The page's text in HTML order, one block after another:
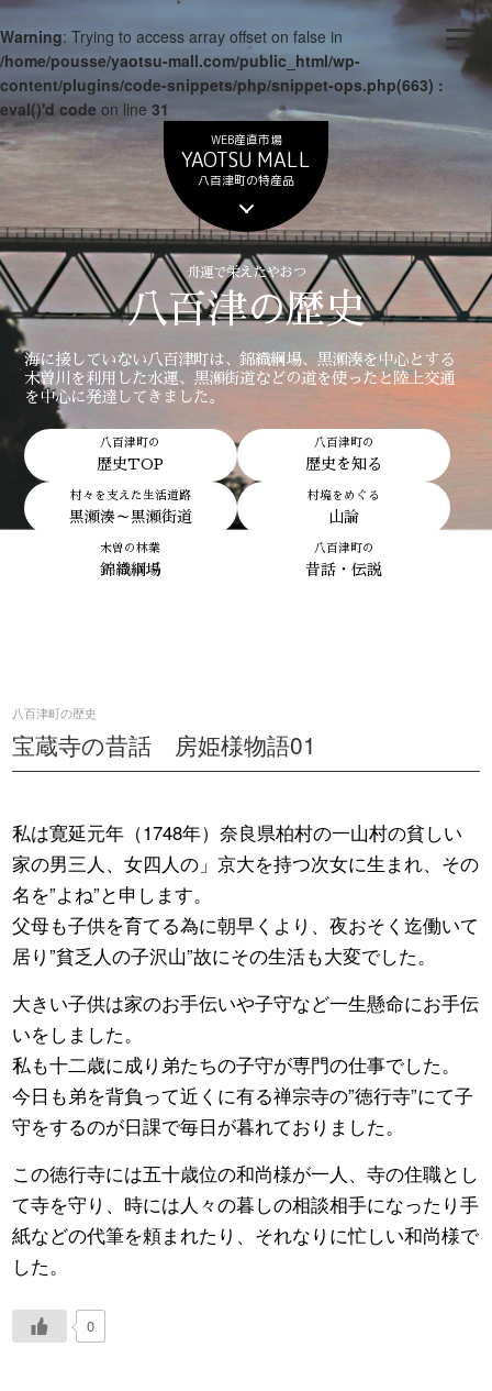
Warning: Trying to access array offset on false in
/home/pousse/yaotsu-mall.com/public_html/wp-
content/plugins/code-snippets/php/snippet-ops.php(663) :
eval()'d code on line 31
WEB産直市場
YAOTSU MALL
八百津町の特産品
舟運で栄えたやおつ
八百津の歴史
海に接していない八百津町は、錦織綱場、黒瀬湊を中心とする
木曽川を利用した水運、黒瀬街道などの道を使ったと陸上交通
を中心に発達してきました。
八百津町の
歴史TOP
八百津町の
歴史を知る
村々を支えた生活道路
黒瀬湊～黒瀬街道
村境をめぐる
山論
木曽の林業
錦織綱場
八百津町の
昔話・伝説
八百津町の歴史
宝蔵寺の昔話 房姫様物語01
私は寛延元年（1748年）奈良県柏村の一山村の貧しい
家の男三人、女四人の」京大を持つ次女に生まれ、その
名を”よね”と申します。
父母も子供を育てる為に朝早くより、夜おそく迄働いて
居り”貧乏人の子沢山”故にその生活も大変でした。
大きい子供は家のお手伝いや子守など一生懸命にお手伝
いをしました。
私も十二歳に成り弟たちの子守が専門の仕事でした。
今日も弟を背負って近くに有る禅宗寺の”徳行寺”にて子
守をするのが日課で毎日が暮れておりました。
この徳行寺には五十歳位の和尚様が一人、寺の住職とし
て寺を守り、時には人々の暮しの相談相手になったり手
紙などの代筆を頼まれたり、それなりに忙しい和尚様で
した。
0